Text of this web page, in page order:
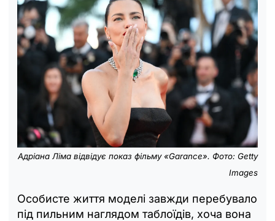
Адріана Ліма відвідує показ фільму «Garance». Фото: Getty
Images
Особисте життя моделі завжди перебувало
під пильним наглядом таблоїдів, хоча вона